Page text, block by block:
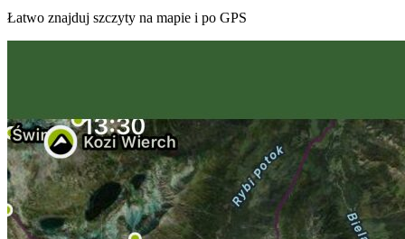
Łatwo znajduj szczyty na mapie i po GPS